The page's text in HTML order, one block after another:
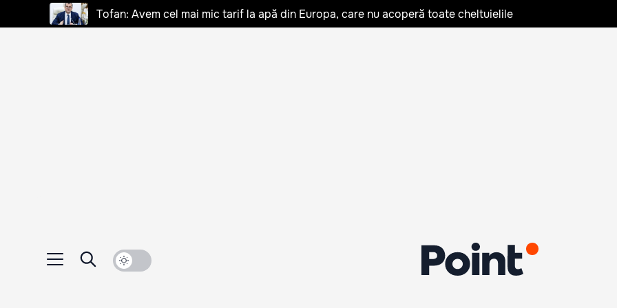
Tofan: Avem cel mai mic tarif la apă din Europa, care nu acoperă toate cheltuielile